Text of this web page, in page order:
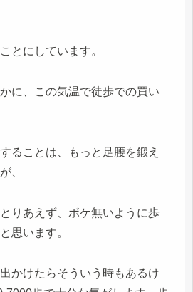
とにしています。
に、この気温で徒歩での買い
ることは、もっと足腰を鍛え
、
りあえず、ボケ無いように歩
思います。
かけたらそういう時もあるけ